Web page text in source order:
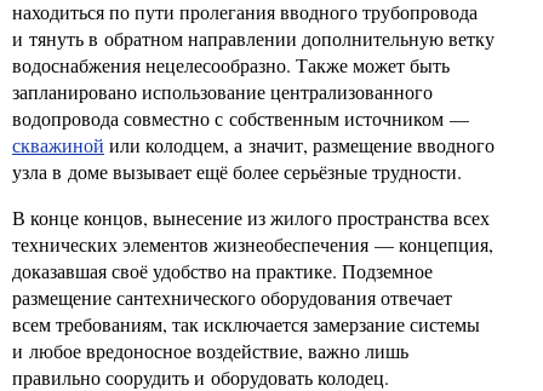
находиться по пути пролегания вводного трубопровода
и тянуть в обратном направлении дополнительную ветку
водоснабжения нецелесообразно. Также может быть
запланировано использование централизованного
водопровода совместно с собственным источником —
скважиной или колодцем, а значит, размещение вводного
узла в доме вызывает ещё более серьёзные трудности.
В конце концов, вынесение из жилого пространства всех
технических элементов жизнеобеспечения — концепция,
доказавшая своё удобство на практике. Подземное
размещение сантехнического оборудования отвечает
всем требованиям, так исключается замерзание системы
и любое вредоносное воздействие, важно лишь
правильно соорудить и оборудовать колодец.